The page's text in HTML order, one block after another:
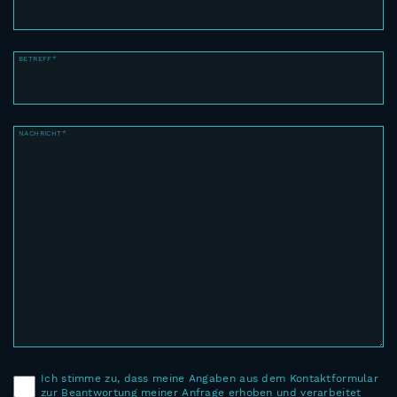
BETREFF*
NACHRICHT*
Ich stimme zu, dass meine Angaben aus dem Kontaktformular
zur Beantwortung meiner Anfrage erhoben und verarbeitet